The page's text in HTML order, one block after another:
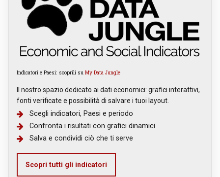
Indicatori e Paesi: scoprili su My Data Jungle
Il nostro spazio dedicato ai dati economici: grafici interattivi,
fonti verificate e possibilità di salvare i tuoi layout.
Scegli indicatori, Paesi e periodo
Confronta i risultati con grafici dinamici
Salva e condividi ciò che ti serve
Scopri tutti gli indicatori